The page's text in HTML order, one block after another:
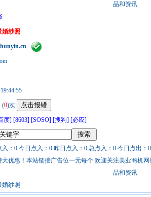
品和资讯
婚纱照
-
(0)次
度] [8603] [SOSO] [搜狗] [必应]
入：0 今日点入：0 昨日点入：0 总点入：0 今日点出：
优惠！本站链接广告位一元每个 欢迎关注美业商机
品和资讯
婚纱照